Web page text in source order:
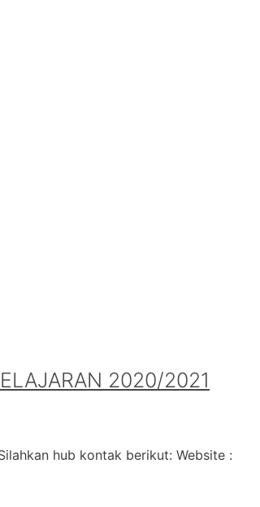
2020/2021
hub kontak berikut: Website :